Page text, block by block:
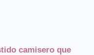
camisero que